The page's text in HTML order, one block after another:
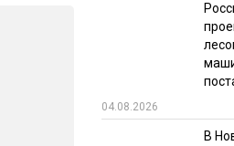
04.08.2026
В